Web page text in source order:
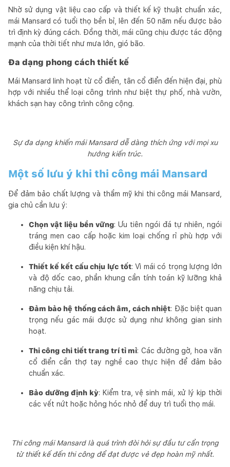
Nhờ sử dụng vật liệu cao cấp và thiết kế kỹ thuật chuẩn xác,
mái Mansard có tuổi thọ bền bỉ, lên đến 50 năm nếu được bảo
trì định kỳ đúng cách. Đồng thời, mái cũng chịu được tác động
mạnh của thời tiết như mưa lớn, gió bão.
Đa dạng phong cách thiết kế
Mái Mansard linh hoạt từ cổ điển, tân cổ điển đến hiện đại, phù
hợp với nhiều thể loại công trình như biệt thự phố, nhà vườn,
khách sạn hay công trình công cộng.
Sự đa dạng khiến mái Mansard dễ dàng thích ứng với mọi xu
hướng kiến trúc.
Một số lưu ý khi thi công mái Mansard
Để đảm bảo chất lượng và thẩm mỹ khi thi công mái Mansard,
gia chủ cần lưu ý:
Chọn vật liệu bền vững: Ưu tiên ngói đá tự nhiên, ngói
tráng men cao cấp hoặc kim loại chống rỉ phù hợp với
điều kiện khí hậu.
Thiết kế kết cấu chịu lực tốt: Vì mái có trọng lượng lớn
và độ dốc cao, phần khung cần tính toán kỹ lưỡng khả
năng chịu tải.
Đảm bảo hệ thống cách âm, cách nhiệt: Đặc biệt quan
trọng nếu gác mái được sử dụng như không gian sinh
hoạt.
Thi công chi tiết trang trí tỉ mỉ: Các đường gờ, hoa văn
cổ điển cần thợ tay nghề cao thực hiện để đảm bảo
chuẩn xác.
Bảo dưỡng định kỳ: Kiểm tra, vệ sinh mái, xử lý kịp thời
các vết nứt hoặc hỏng hóc nhỏ để duy trì tuổi thọ mái.
Thi công mái Mansard là quá trình đòi hỏi sự đầu tư cẩn trọng
từ thiết kế đến thi công để đạt được vẻ đẹp hoàn mỹ nhất.